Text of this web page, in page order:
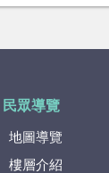
民眾導覽
地圖導覽
樓層介紹